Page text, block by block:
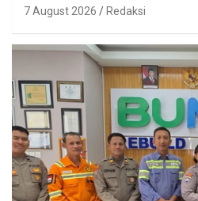
7 August 2026 Redaksi